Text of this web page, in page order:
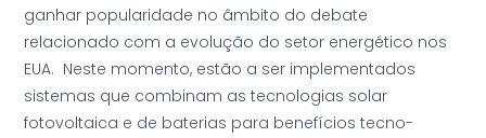
ganhar popularidade no âmbito do debate
relacionado com a evolução do setor energético nos
EUA. Neste momento, estão a ser implementados
sistemas que combinam as tecnologias solar
fotovoltaica e de baterias para benefícios tecno-